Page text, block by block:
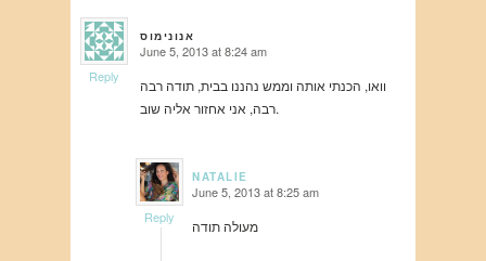
אנונימוס
says: June 5, 2013 at 8:24 am
וואו, הכנתי אותה וממש נהננו בבית, תודה רבה
רבה, אני אחזור אליה שוב.
Reply
NATALIE
says: June 5, 2013 at 8:25 am
מעולה תודה Reply